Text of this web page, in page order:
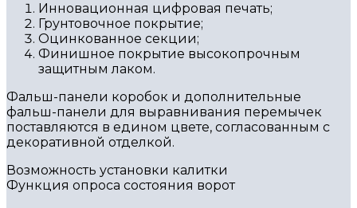
Инновационная цифровая печать;
Грунтовочное покрытие;
Оцинкованное секции;
Финишное покрытие высокопрочным
защитным лаком.
Фальш-панели коробок и дополнительные
фальш-панели для выравнивания перемычек
поставляются в едином цвете, согласованным с
декоративной отделкой.
Возможность установки калитки
Функция опроса состояния ворот